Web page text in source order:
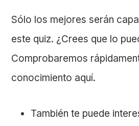
Sólo los mejores serán
este quiz. ¿Crees que lo
Comprobaremos
conocimiento aquí.
También te puede